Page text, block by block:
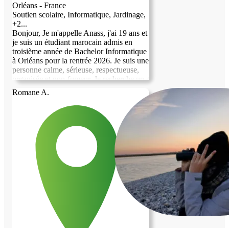
Orléans - France
Soutien scolaire, Informatique, Jardinage,
+2...
Bonjour, Je m'appelle Anass, j'ai 19 ans et
je suis un étudiant marocain admis en
troisième année de Bachelor Informatique
à Orléans pour la rentrée 2026. Je suis une
personne calme, sérieuse, respectueuse,
organisée et non-fumeur. Je recherche un
hébergement à Orléans ou dans les
communes voisines à partir d'octobre
2026, pour toute la durée de mes études.
En échange, je peux apporter mon aide
selon vos besoins et m'investir avec
sérieux dans les services convenus. Je
souhaite avant tout construire une relation
de confiance, basée sur le respect, la
bienveillance et une bonne entente. Au
plaisir de faire votre connaissance !
Romane A.